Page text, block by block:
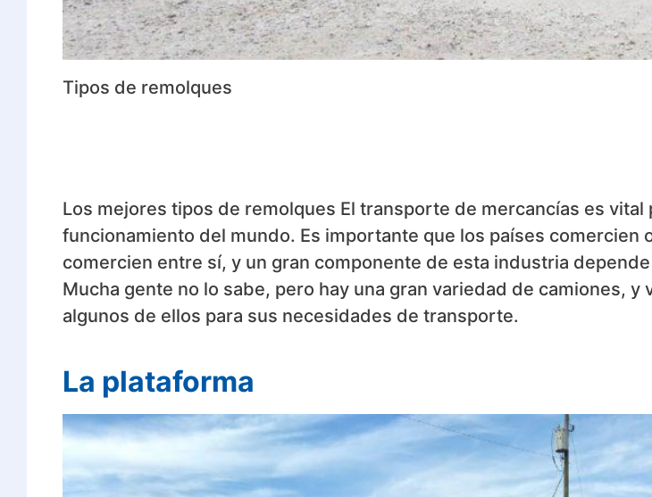
Tipos de remolques
Los mejores tipos de remolques El transporte de mercancías es vital
funcionamiento del mundo. Es importante que los países comercien
comercien entre sí, y un gran componente de esta industria
Mucha gente no lo sabe, pero hay una gran variedad de camiones, y
algunos de ellos para sus necesidades de transporte.
La plataforma